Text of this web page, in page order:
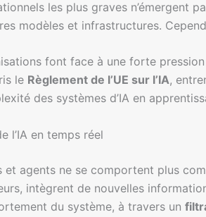
les plus graves n’émergent
modèles et infrastructures.
font face à une forte
le Règlement de l’UE sur l’IA,
des systèmes d’IA en
l’IA en temps réel
et agents ne se comportent plus
intègrent de nouvelles
du système, à travers un